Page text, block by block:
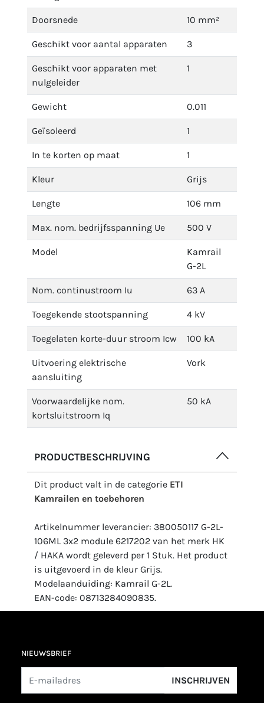
Doorsnede 10 mm²
Geschikt voor aantal apparaten 3
Geschikt voor apparaten met
nulgeleider
1
Gewicht 0.011
Geïsoleerd 1
In te korten op maat 1
Kleur Grijs
Lengte 106 mm
Max. nom. bedrijfsspanning Ue 500 V
Model
Kamrail
G-2L
Nom. continustroom Iu 63 A
Toegekende stootspanning 4 kV
Toegelaten korte-duur stroom Icw 100 kA
Uitvoering elektrische
aansluiting
Vork
Voorwaardelijke nom.
kortsluitstroom Iq
50 kA
PRODUCTBESCHRIJVING
Dit product valt in de categorie ETI
Kamrailen en toebehoren
Artikelnummer leverancier: 380050117 G-2L-
106ML 3x2 module 6217202 van het merk HK
/ HAKA wordt geleverd per 1 Stuk. Het product
is uitgevoerd in de kleur Grijs.
Modelaanduiding: Kamrail G-2L.
EAN-code: 08713284090835.
NIEUWSBRIEF
INSCHRIJVEN